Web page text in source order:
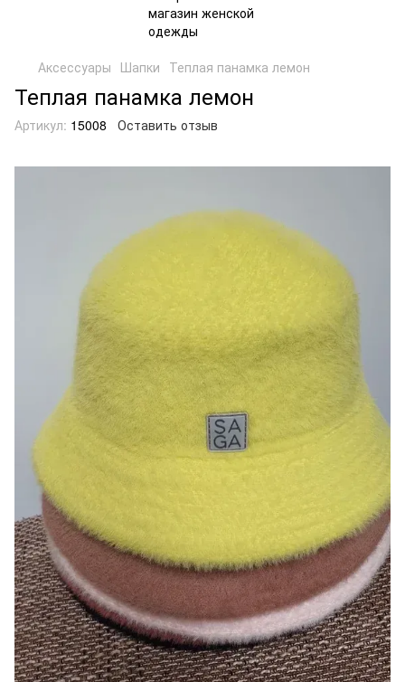
Аксессуары Шапки Теплая панамка лемон
Теплая панамка лемон
Артикул: 15008 Оставить отзыв